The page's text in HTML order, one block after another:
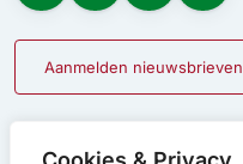
Aanmelden nieuwsbrieven